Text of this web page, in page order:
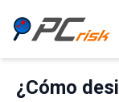
¿Cómo